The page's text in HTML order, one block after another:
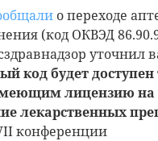
о переходе
(код ОКВЭД
уточнил
код будет доступен
лицензию на
лекарственных
конференции